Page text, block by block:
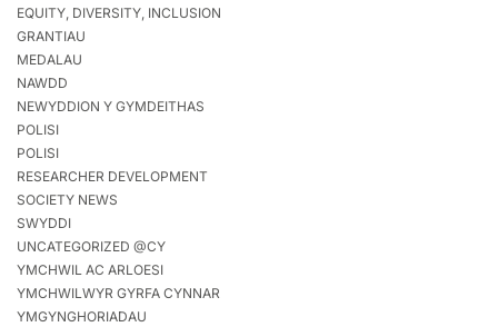
EQUITY, DIVERSITY, INCLUSION
GRANTIAU
MEDALAU
NAWDD
NEWYDDION Y GYMDEITHAS
POLISI
POLISI
RESEARCHER DEVELOPMENT
SOCIETY NEWS
SWYDDI
UNCATEGORIZED @CY
YMCHWIL AC ARLOESI
YMCHWILWYR GYRFA CYNNAR
YMGYNGHORIADAU